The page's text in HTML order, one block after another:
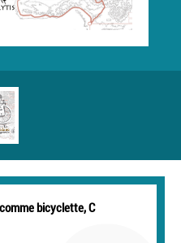
bicyclette, C